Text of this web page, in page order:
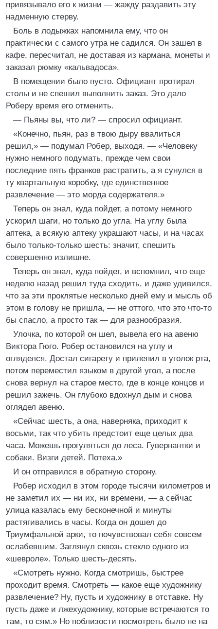
привязывало его к жизни — жажду раздавить эту
надменную стерву.
Боль в лодыжках напомнила ему, что он
практически с самого утра не садился. Он зашел в
кафе, пересчитал, не доставая из кармана, монеты и
заказал рюмку «кальвадоса».
В помещении было пусто. Официант протирал
столы и не спешил выполнить заказ. Это дало
Роберу время его отменить.
— Пьяны вы, что ли? — спросил официант.
«Конечно, пьян, раз в твою дыру ввалиться
решил,» — подумал Робер, выходя. — «Человеку
нужно немного подумать, прежде чем свои
последние пять франков растратить, а я сунулся в
ту квартальную коробку, где единственное
развлечение — это морда содержателя.»
Теперь он знал, куда пойдет, а потому немного
ускорил шаги, но только до угла. На углу была
аптека, а всякую аптеку украшают часы, и на часах
было только-только шесть: значит, спешить
совершенно излишне.
Теперь он знал, куда пойдет, и вспомнил, что еще
неделю назад решил туда сходить, и даже удивился,
что за эти проклятые несколько дней ему и мысль об
этом в голову не пришла, — не оттого, что это что-то
бы спасло, а просто так — для разнообразия.
Улочка, по которой он шел, вывела его на авеню
Виктора Гюго. Робер остановился на углу и
огляделся. Достал сигарету и прилепил в уголок рта,
потом переместил языком в другой угол, а после
снова вернул на старое место, где в конце концов и
решил зажечь. Он глубоко вдохнул дым и снова
оглядел авеню.
«Сейчас шесть, а она, наверняка, приходит к
восьми, так что убить предстоит еще целых два
часа. Можешь прогуляться до леса. Гувернантки и
собаки. Визги детей. Потеха.»
И он отправился в обратную сторону.
Робер исходил в этом городе тысячи километров и
не заметил их — ни их, ни времени, — а сейчас
улица казалась ему бесконечной и минуты
растягивались в часы. Когда он дошел до
Триумфальной арки, то почувствовал себя совсем
ослабевшим. Заглянул сквозь стекло одного из
«шевроле». Только шесть-десять.
«Смотреть нужно. Когда смотришь, быстрее
проходит время. Смотреть — какое еще художнику
развлечение? Ну, пусть и художнику в отставке. Ну
пусть даже и лжехудожнику, которые встречаются то
там, то сям.» Но поблизости посмотреть было не на